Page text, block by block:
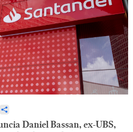
Daniel Bassan, ex-UBS,